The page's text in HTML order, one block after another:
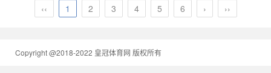
‹‹ 1 2 3 4 5 6 › ››
Copyright @2018-2022 皇冠体育网 版权所有